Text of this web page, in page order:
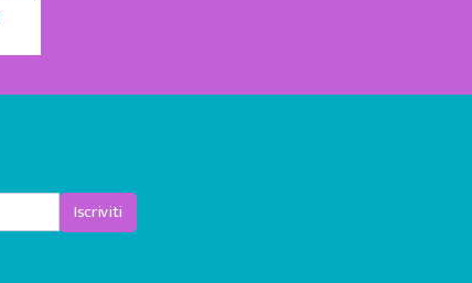
Iscriviti